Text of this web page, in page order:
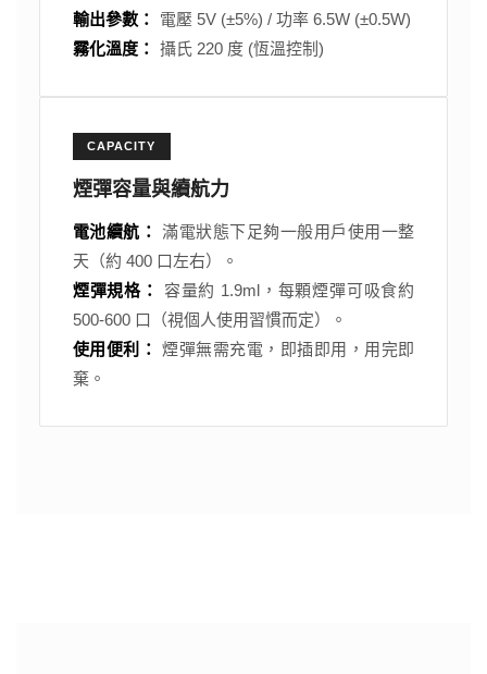
輸出參數：
電壓 5V (±5%) / 功率 6.5W (±0.5W)
霧化溫度： 攝氏 220 度 (恆溫控制)
CAPACITY
煙彈容量與續航力
電池續航：
滿電狀態下足夠一般用戶使用一整
天（約 400 口左右）。
煙彈規格：
容量約 1.9ml，每顆煙彈可吸食約
500-600 口（視個人使用習慣而定）。
使用便利：
煙彈無需充電，即插即用，用完即
棄。